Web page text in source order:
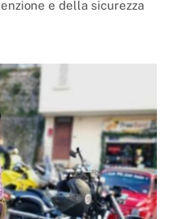
e della sicurezza